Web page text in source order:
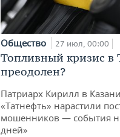
Общество 27 июл, 00:00
Топливный кризис в
преодолен?
Патриарх Кирилл в
«Татнефть» нарастили
мошенников — события
дней»